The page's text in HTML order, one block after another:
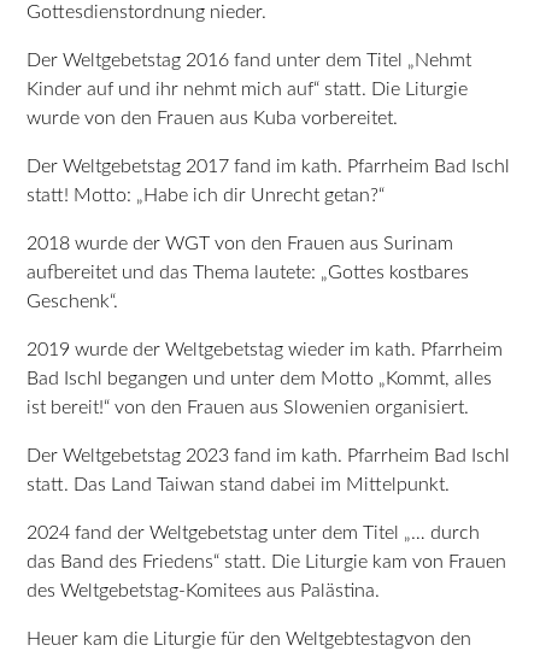
Gottesdienstordnung nieder.
Der Weltgebetstag 2016 fand unter dem Titel „Nehmt
Kinder auf und ihr nehmt mich auf“ statt. Die Liturgie
wurde von den Frauen aus Kuba vorbereitet.
Der Weltgebetstag 2017 fand im kath. Pfarrheim Bad Ischl
statt! Motto: „Habe ich dir Unrecht getan?“
2018 wurde der WGT von den Frauen aus Surinam
aufbereitet und das Thema lautete: „Gottes kostbares
Geschenk“.
2019 wurde der Weltgebetstag wieder im kath. Pfarrheim
Bad Ischl begangen und unter dem Motto „Kommt, alles
ist bereit!“ von den Frauen aus Slowenien organisiert.
Der Weltgebetstag 2023 fand im kath. Pfarrheim Bad Ischl
statt. Das Land Taiwan stand dabei im Mittelpunkt.
2024 fand der Weltgebetstag unter dem Titel „… durch
das Band des Friedens“ statt. Die Liturgie kam von Frauen
des Weltgebetstag-Komitees aus Palästina.
Heuer kam die Liturgie für den Weltgebtestagvon den